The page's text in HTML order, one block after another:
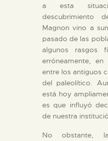
ESPAÑOL
a esta
descubrimiento
Magnon vino a
pasado de las
algunos rasgos
erróneamente, en
entre los antiguos
del paleolítico.
está hoy
es que influyó
de nuestra
No obstante,